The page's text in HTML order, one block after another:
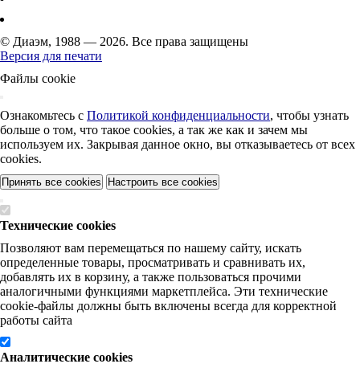
© Диаэм, 1988 — 2026. Все права защищены
Версия для печати
Файлы cookie
Ознакомьтесь с Политикой конфиденциальности, чтобы узнать
больше о том, что такое cookies, а так же как и зачем мы
используем их. Закрывая данное окно, вы отказываетесь от всех
cookies.
Принять все cookies Настроить все cookies
Технические cookies
Позволяют вам перемещаться по нашему сайту, искать
определенные товары, просматривать и сравнивать их,
добавлять их в корзину, а также пользоваться прочими
аналогичными функциями маркетплейса. Эти технические
cookie-файлы должны быть включены всегда для корректной
работы сайта
Аналитические cookies